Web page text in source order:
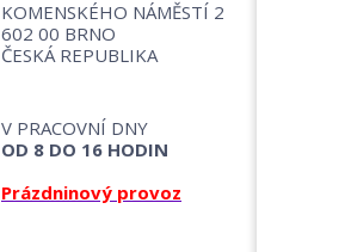
KOMENSKÉHO NÁMĚSTÍ 2
602 00 BRNO
ČESKÁ REPUBLIKA
V PRACOVNÍ DNY
OD 8 DO 16 HODIN
Prázdninový provoz